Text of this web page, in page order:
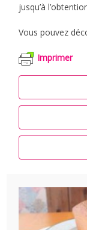
jusqu’à
Vous pouvez
Imprimer